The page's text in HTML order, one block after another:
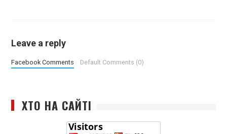
Leave a reply
Facebook Comments Default Comments (0)
ХТО НА САЙТІ